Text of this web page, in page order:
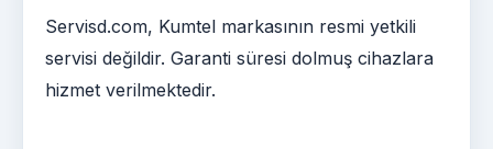
Servisd.com, Kumtel markasının resmi yetkili
servisi değildir. Garanti süresi dolmuş cihazlara
hizmet verilmektedir.